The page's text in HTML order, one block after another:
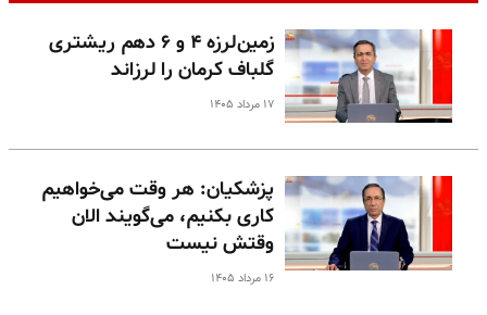
زمین‌لرزه ۴ و ۶ دهم ریشتری
گلباف کرمان را لرزاند
۱۷ مرداد ۱۴۰۵
پزشکیان: هر وقت می‌خواهیم
کاری بکنیم، می‌گویند الان
وقتش نیست
۱۶ مرداد ۱۴۰۵